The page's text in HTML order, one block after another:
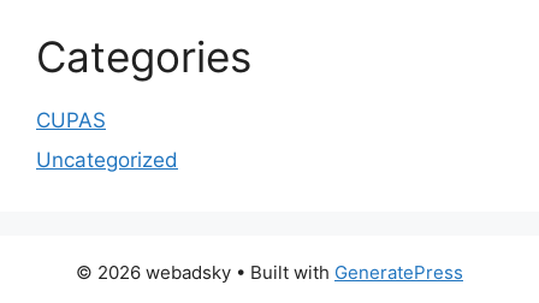
Categories
CUPAS
Uncategorized
© 2026 webadsky • Built with GeneratePress